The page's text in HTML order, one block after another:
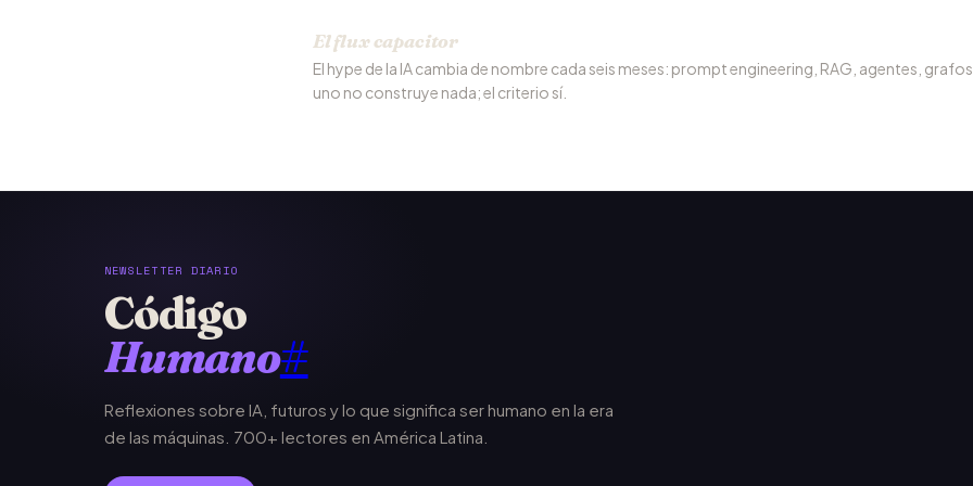
El flux capacitor
El hype de la IA cambia de nombre cada seis meses: prompt engineering, RAG, agentes,
uno no construye nada; el criterio sí.
NEWSLETTER DIARIO
Código
Humano#
Reflexiones sobre IA, futuros y lo que significa ser humano en la era
de las máquinas. 700+ lectores en América Latina.